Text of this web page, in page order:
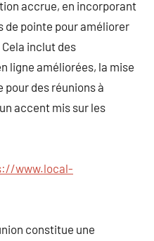
accrue, en incorporant
de pointe pour améliorer
inclut des
ligne améliorées, la mise
des réunions à
accent mis sur les
www.local-
constitue une